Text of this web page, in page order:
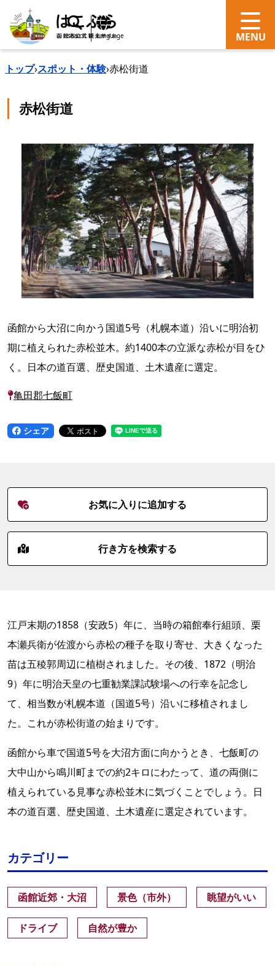
search Language
トップ›スポット・体験›赤松街道
赤松街道
函館から大沼に向かう国道5号（札幌本道）沿いに明治初
期に植えられた赤松並木。約1400本の立派な赤松が目をひ
く。日本の道百選、歴史国道、土木遺産に選定。
亀田郡七飯町
シェア
お気に入りに追加する
行き方を検索する
江戸末期の1858（安政5）年に、当時の箱館奉行組頭、栗
本瀬兵衛が佐渡から赤松の種子を取り寄せ、大きくなった
苗は五稜郭周辺に植樹されました。その後、1872（明治
9）年に明治天皇の七重勧業課試験場への行幸を記念し
て、相当数が札幌本道（国道5号）沿いに移植されまし
た。これが赤松街道の始まりです。
函館から車で国道5号を大沼方面に向かうとき、七飯町の
大中山から鳴川町までの約2キロにわたって、道の両側に
植えられている見事な赤松並木に気づくことでしょう。日
本の道百選、歴史国道、土木遺産に選定されています。
カテゴリー
函館近郊・大沼 景色（市外） 眺望がいい
ドライブ 自然が豊か